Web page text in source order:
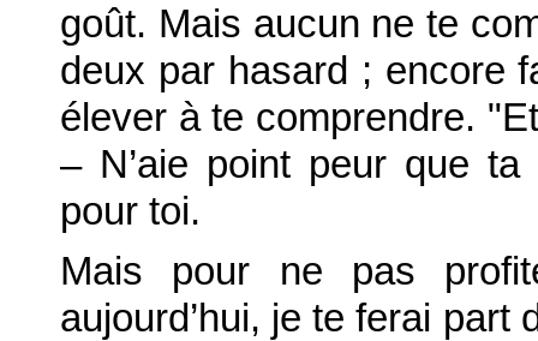
goût. Mais aucun ne te
deux par hasard ; encore
élever à te comprendre.
– N’aie point peur que
pour toi.
Mais pour ne pas
aujourd’hui, je te ferai part